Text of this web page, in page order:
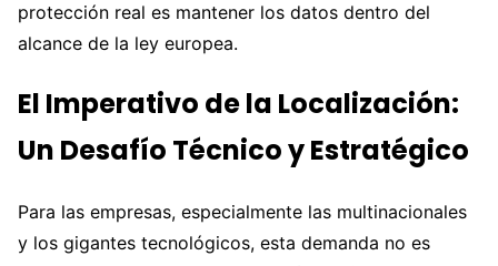
protección real es mantener los datos dentro del
alcance de la ley europea.
El Imperativo de la Localización:
Un Desafío Técnico y Estratégico
Para las empresas, especialmente las multinacionales
y los gigantes tecnológicos, esta demanda no es